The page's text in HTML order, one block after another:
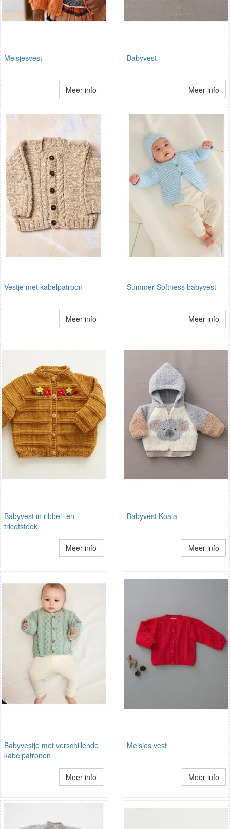
Meisjesvest
Meer info
Babyvest
Meer info
Vestje met kabelpatroon
Meer info
Summer Softness babyvest
Meer info
Babyvest in ribbel- en
tricotsteek
Meer info
Babyvest Koala
Meer info
Babyvestje met verschillende
kabelpatronen
Meer info
Meisjes vest
Meer info